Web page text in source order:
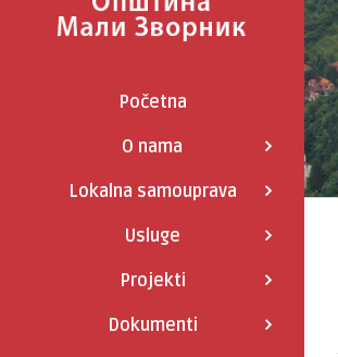
Početna
O nama
Lokalna samouprava
Usluge
Projekti
Dokumenti